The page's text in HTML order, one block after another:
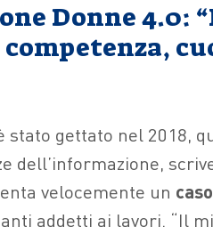
Donne 4.0:
stato gettato nel 2018,
dell’informazione,
velocemente un caso
addetti ai lavori. “Il